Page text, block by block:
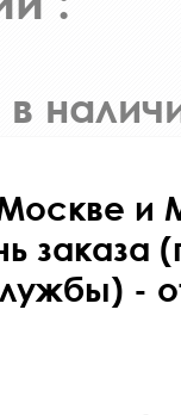
и
заказа
-